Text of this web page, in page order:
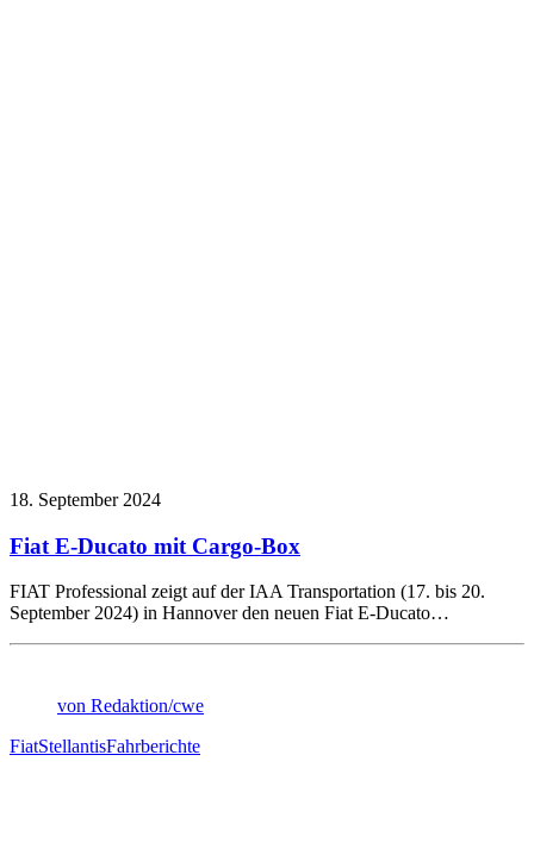
18. September 2024
Fiat E-Ducato mit Cargo-Box
FIAT Professional zeigt auf der IAA Transportation (17. bis 20.
September 2024) in Hannover den neuen Fiat E-Ducato…
von Redaktion/cwe
FiatStellantisFahrberichte